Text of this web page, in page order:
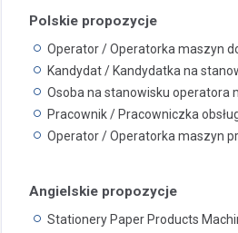
Polskie propozycje
Operator / Operatorka maszyn
Kandydat / Kandydatka na
Osoba na stanowisku operatora
Pracownik / Pracowniczka
Operator / Operatorka maszyn
Angielskie propozycje
Stationery Paper Products